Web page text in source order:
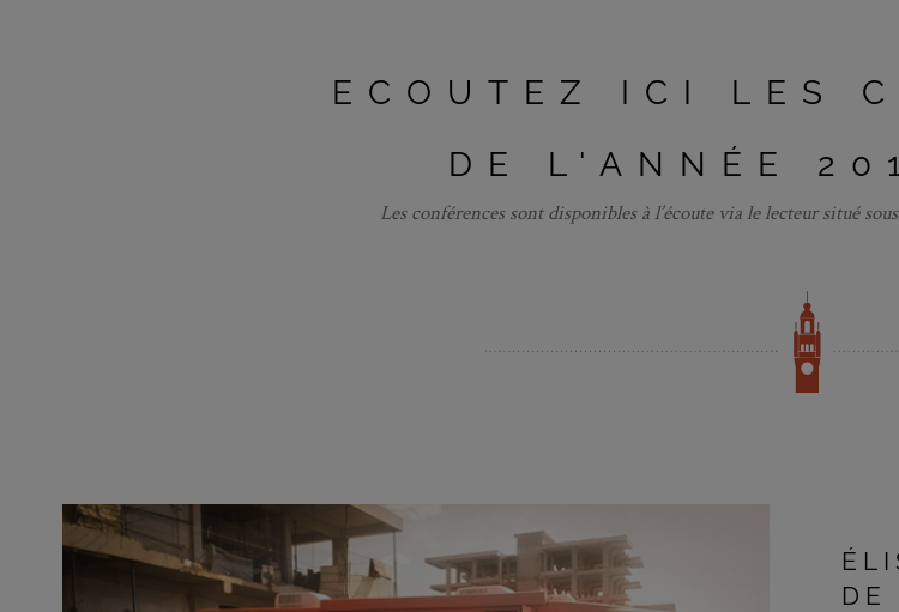
ECOUTEZ ICI LES
DE L'ANNÉE
Les conférences sont disponibles à l’écoute via le lecteur situé
DE